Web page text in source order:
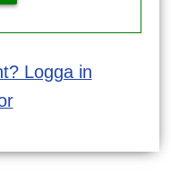
Logga in